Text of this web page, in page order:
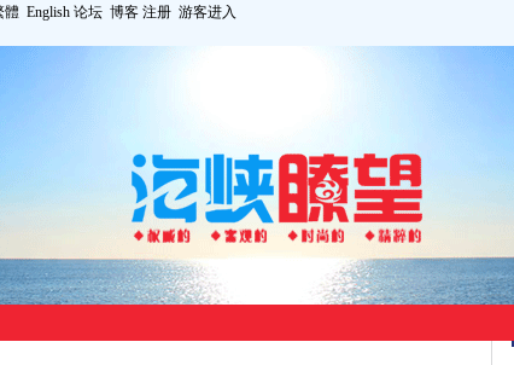
體 English 论坛 博客 注册 游客进入